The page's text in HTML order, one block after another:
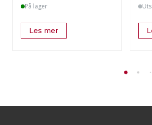
På lager
Les mer